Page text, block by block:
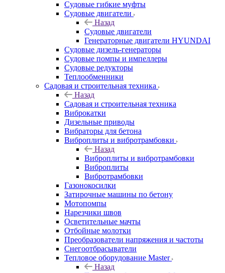
Судовые гибкие муфты
Судовые двигатели
Назад
Судовые двигатели
Генераторные двигатели HYUNDAI
Судовые дизель-генераторы
Судовые помпы и импеллеры
Судовые редукторы
Теплообменники
Садовая и строительная техника
Назад
Садовая и строительная техника
Виброкатки
Дизельные приводы
Вибраторы для бетона
Виброплиты и вибротрамбовки
Назад
Виброплиты и вибротрамбовки
Виброплиты
Вибротрамбовки
Газонокосилки
Затирочные машины по бетону
Мотопомпы
Нарезчики швов
Осветительные мачты
Отбойные молотки
Преобразователи напряжения и частоты
Снегоотбрасыватели
Тепловое оборудование Master
Назад